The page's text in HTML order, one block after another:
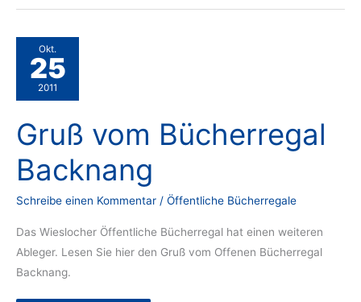
Okt.
25
2011
Gruß vom Bücherregal
Backnang
Schreibe einen Kommentar / Öffentliche Bücherregale
Das Wieslocher Öffentliche Bücherregal hat einen weiteren
Ableger. Lesen Sie hier den Gruß vom Offenen Bücherregal
Backnang.